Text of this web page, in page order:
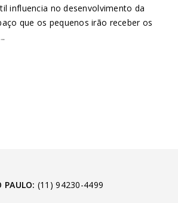
influencia no desenvolvimento da
que os pequenos irão receber os
PAULO: (11) 94230-4499